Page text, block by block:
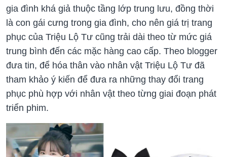
gia đình khá giả thuộc tầng lớp trung lưu, đồng thời
là con gái cưng trong gia đình, cho nên giá trị trang
phục của Triệu Lộ Tư cũng trải dài theo từ mức giá
trung bình đến các mặc hàng cao cấp. Theo blogger
đưa tin, để hóa thân vào nhân vật Triệu Lộ Tư đã
tham khảo ý kiến để đưa ra những thay đổi trang
phục phù hợp với nhân vật theo từng giai đoạn phát
triển phim.